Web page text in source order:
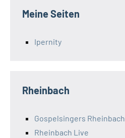
Meine Seiten
Ipernity
Rheinbach
Gospelsingers Rheinbach
Rheinbach Live